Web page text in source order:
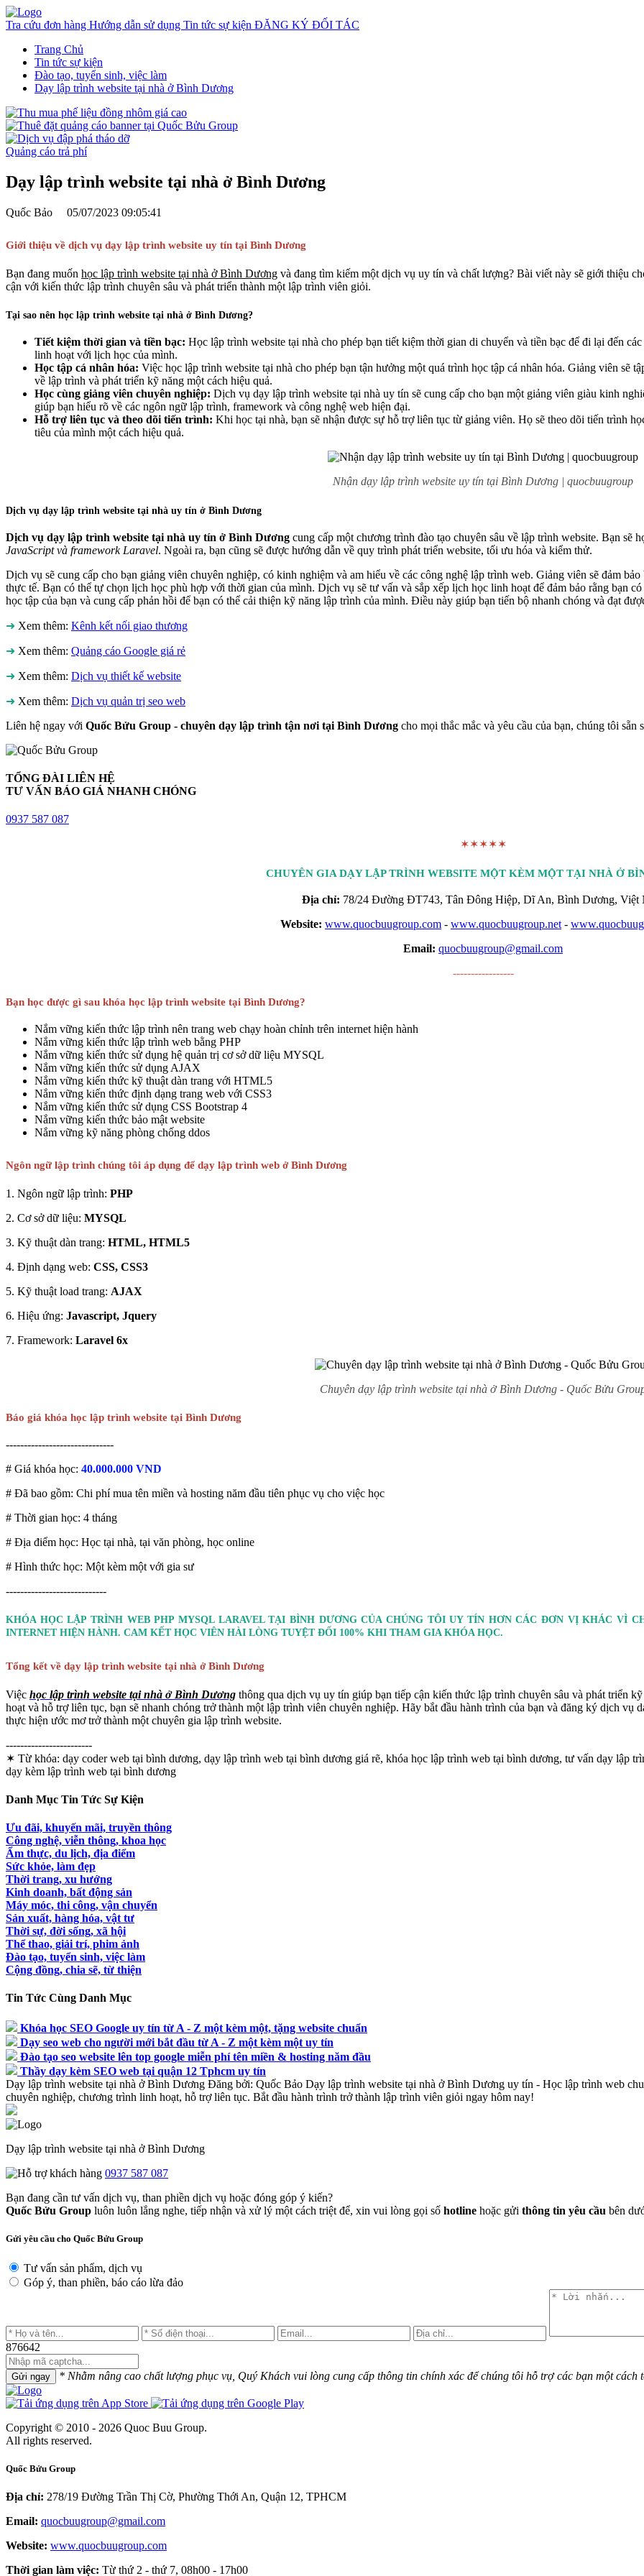
Tra cứu đơn hàng Hướng dẫn sử dụng Tin tức sự kiện ĐĂNG KÝ ĐỐI TÁC
Trang Chủ
Tin tức sự kiện
Đào tạo, tuyển sinh, việc làm
Dạy lập trình website tại nhà ở Bình Dương
Quảng cáo trả phí
Dạy lập trình website tại nhà ở Bình Dương
Quốc Bảo 05/07/2023 09:05:41
Giới thiệu về dịch vụ dạy lập trình website uy tín tại Bình Dương
Bạn đang muốn học lập trình website tại nhà ở Bình Dương và đang tìm kiếm một dịch vụ uy tín và chất lượng? Bài viết này sẽ giới thiệu
cận với kiến thức lập trình chuyên sâu và phát triển thành một lập trình viên giỏi.
Tại sao nên học lập trình website tại nhà ở Bình Dương?
Tiết kiệm thời gian và tiền bạc: Học lập trình website tại nhà cho phép bạn tiết kiệm thời gian di chuyển và tiền bạc để đi lại đến
linh hoạt với lịch học của mình.
Học tập cá nhân hóa: Việc học lập trình website tại nhà cho phép bạn tận hưởng một quá trình học tập cá nhân hóa. Giảng viên sẽ
về lập trình và phát triển kỹ năng một cách hiệu quả.
Học cùng giảng viên chuyên nghiệp: Dịch vụ dạy lập trình website tại nhà uy tín sẽ cung cấp cho bạn một giảng viên giàu kinh
giúp bạn hiểu rõ về các ngôn ngữ lập trình, framework và công nghệ web hiện đại.
Hỗ trợ liên tục và theo dõi tiến trình: Khi học tại nhà, bạn sẽ nhận được sự hỗ trợ liên tục từ giảng viên. Họ sẽ theo dõi tiến trình
tiêu của mình một cách hiệu quả.
Nhận dạy lập trình website uy tín tại Bình Dương | quocbuugroup
Dịch vụ dạy lập trình website tại nhà uy tín ở Bình Dương
Dịch vụ dạy lập trình website tại nhà uy tín ở Bình Dương cung cấp một chương trình đào tạo chuyên sâu về lập trình website. Bạn sẽ
JavaScript và framework Laravel. Ngoài ra, bạn cũng sẽ được hướng dẫn về quy trình phát triển website, tối ưu hóa và kiểm thử.
Dịch vụ sẽ cung cấp cho bạn giảng viên chuyên nghiệp, có kinh nghiệm và am hiểu về các công nghệ lập trình web. Giảng viên sẽ đảm
thực tế. Bạn có thể tự chọn lịch học phù hợp với thời gian của mình. Dịch vụ sẽ tư vấn và sắp xếp lịch học linh hoạt để đảm bảo rằng bạn
học tập của bạn và cung cấp phản hồi để bạn có thể cải thiện kỹ năng lập trình của mình. Điều này giúp bạn tiến bộ nhanh chóng và đạt
➜ Xem thêm: Kênh kết nối giao thương
➜ Xem thêm: Quảng cáo Google giá rẻ
➜ Xem thêm: Dịch vụ thiết kế website
➜ Xem thêm: Dịch vụ quản trị seo web
Liên hệ ngay với Quốc Bửu Group - chuyên dạy lập trình tận nơi tại Bình Dương cho mọi thắc mắc và yêu cầu của bạn, chúng tôi
TỔNG ĐÀI LIÊN HỆ
TƯ VẤN BÁO GIÁ NHANH CHÓNG
0937 587 087
✶✶✶✶✶
CHUYÊN GIA DẠY LẬP TRÌNH WEBSITE MỘT KÈM MỘT TẠI NHÀ Ở
Địa chỉ: 78/24 Đường ĐT743, Tân Đông Hiệp, Dĩ An, Bình Dương, Việt
Website: www.quocbuugroup.com - www.quocbuugroup.net-
Email: quocbuugroup@gmail.com
-----------------
Bạn học được gì sau khóa học lập trình website tại Bình Dương?
Nắm vững kiến thức lập trình nên trang web chạy hoàn chỉnh trên internet hiện hành
Nắm vững kiến thức lập trình web bằng PHP
Nắm vững kiến thức sử dụng hệ quản trị cơ sở dữ liệu MYSQL
Nắm vững kiến thức sử dụng AJAX
Nắm vững kiến thức kỹ thuật dàn trang với HTML5
Nắm vững kiến thức định dạng trang web với CSS3
Nắm vững kiến thức sử dụng CSS Bootstrap 4
Nắm vững kiến thức bảo mật website
Nắm vững kỹ năng phòng chống ddos
Ngôn ngữ lập trình chúng tôi áp dụng để dạy lập trình web ở Bình Dương
1. Ngôn ngữ lập trình: PHP
2. Cơ sở dữ liệu: MYSQL
3. Kỹ thuật dàn trang: HTML, HTML5
4. Định dạng web: CSS, CSS3
5. Kỹ thuật load trang: AJAX
6. Hiệu ứng: Javascript, Jquery
7. Framework: Laravel 6x
Chuyên dạy lập trình website tại nhà ở Bình Dương - Quốc Bửu
Báo giá khóa học lập trình website tại Bình Dương
------------------------------
# Giá khóa học: 40.000.000 VND
# Đã bao gồm: Chi phí mua tên miền và hosting năm đầu tiên phục vụ cho việc học
# Thời gian học: 4 tháng
# Địa điểm học: Học tại nhà, tại văn phòng, học online
# Hình thức học: Một kèm một với gia sư
----------------------------
KHÓA HỌC LẬP TRÌNH WEB PHP MYSQL LARAVEL TẠI BÌNH DƯƠNG CỦA CHÚNG TÔI UY TÍN HƠN CÁC ĐƠN VỊ KHÁC VÌ
INTERNET HIỆN HÀNH. CAM KẾT HỌC VIÊN HÀI LÒNG TUYỆT ĐỐI 100% KHI THAM GIA KHÓA HỌC.
Tổng kết về dạy lập trình website tại nhà ở Bình Dương
Việc học lập trình website tại nhà ở Bình Dương thông qua dịch vụ uy tín giúp bạn tiếp cận kiến thức lập trình chuyên sâu và phát triển
hoạt và hỗ trợ liên tục, bạn sẽ nhanh chóng trở thành một lập trình viên chuyên nghiệp. Hãy bắt đầu hành trình của bạn và đăng ký dịch
thực hiện ước mơ trở thành một chuyên gia lập trình website.
------------------------
✶ Từ khóa: dạy coder web tại bình dương, dạy lập trình web tại bình dương giá rẽ, khóa học lập trình web tại bình dương, tư vấn dạy lập
dạy kèm lập trình web tại bình dương
Danh Mục Tin Tức Sự Kiện
Ưu đãi, khuyến mãi, truyền thông
Công nghệ, viễn thông, khoa học
Ẩm thực, du lịch, địa điểm
Sức khỏe, làm đẹp
Thời trang, xu hướng
Kinh doanh, bất động sản
Máy móc, thi công, vận chuyển
Sản xuất, hàng hóa, vật tư
Thời sự, đời sống, xã hội
Thể thao, giải trí, phim ảnh
Đào tạo, tuyển sinh, việc làm
Cộng đồng, chia sẽ, từ thiện
Tin Tức Cùng Danh Mục
Khóa học SEO Google uy tín từ A - Z một kèm một, tặng website chuẩn
Dạy seo web cho người mới bắt đầu từ A - Z một kèm một uy tín
Đào tạo seo website lên top google miễn phí tên miền & hosting năm đầu
Thầy dạy kèm SEO web tại quận 12 Tphcm uy tín
Dạy lập trình website tại nhà ở Bình Dương Đăng bởi: Quốc Bảo Dạy lập trình website tại nhà ở Bình Dương uy tín - Học lập trình web
chuyên nghiệp, chương trình linh hoạt, hỗ trợ liên tục. Bắt đầu hành trình trở thành lập trình viên giỏi ngay hôm nay!
Dạy lập trình website tại nhà ở Bình Dương
0937 587 087
Bạn đang cần tư vấn dịch vụ, than phiền dịch vụ hoặc đóng góp ý kiến?
Quốc Bửu Group luôn luôn lắng nghe, tiếp nhận và xử lý một cách triệt để, xin vui lòng gọi số hotline hoặc gửi thông tin yêu cầu bên
Gửi yêu cầu cho Quốc Bửu Group
Tư vấn sản phẩm, dịch vụ
Góp ý, than phiền, báo cáo lừa đảo
876642
Gửi ngay * Nhằm nâng cao chất lượng phục vụ, Quý Khách vui lòng cung cấp thông tin chính xác để chúng tôi hỗ trợ các bạn một cách
Copyright © 2010 - 2026 Quoc Buu Group.
All rights reserved.
Quốc Bửu Group
Địa chỉ: 278/19 Đường Trần Thị Cờ, Phường Thới An, Quận 12, TPHCM
Email: quocbuugroup@gmail.com
Website: www.quocbuugroup.com
Thời gian làm việc: Từ thứ 2 - thứ 7, 08h00 - 17h00